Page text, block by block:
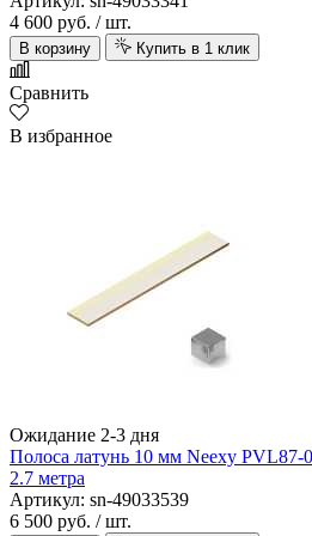
4 600 руб. / шт.
В корзину Купить в 1 клик
Сравнить
В избранное
Ожидание 2-3 дня
Полоса латунь 10 мм Neexy PVL87-
2.7 метра
Артикул: sn-49033539
6 500 руб. / шт.